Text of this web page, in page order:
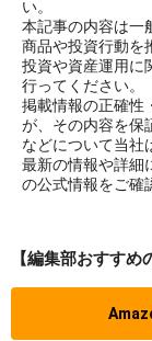
い。
本記事の内容は一
商品や投資行動を
投資や資産運用に
行ってください。
掲載情報の正確性
が、その内容を保
などについて当社
最新の情報や詳細
の公式情報をご確
【編集部おすすめ